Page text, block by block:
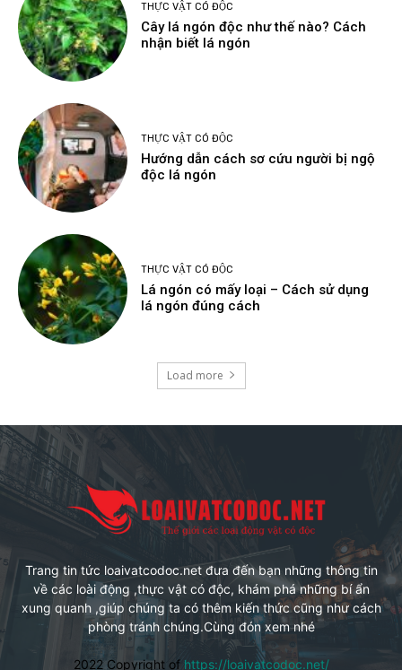
THỰC VẬT CÓ ĐỘC
Cây lá ngón độc như thế nào? Cách
nhận biết lá ngón
THỰC VẬT CÓ ĐỘC
Hướng dẫn cách sơ cứu người bị ngộ
độc lá ngón
THỰC VẬT CÓ ĐỘC
Lá ngón có mấy loại – Cách sử dụng
lá ngón đúng cách
Load more
Trang tin tức loaivatcodoc.net đưa đến bạn những thông tin
về các loài động ,thực vật có độc, khám phá những bí ẩn
xung quanh ,giúp chúng ta có thêm kiến thức cũng như cách
phòng tránh chúng.Cùng đón xem nhé
2022 Copyright of https://loaivatcodoc.net/